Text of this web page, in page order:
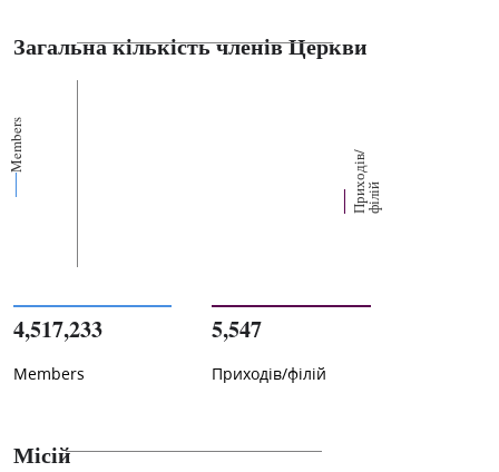
Загальна кількість членів Церкви
Members
П
р
их
о
д
і
в
/
ф
і
л
ій
4,517,233
Members
5,547
Приходів/філій
Місій